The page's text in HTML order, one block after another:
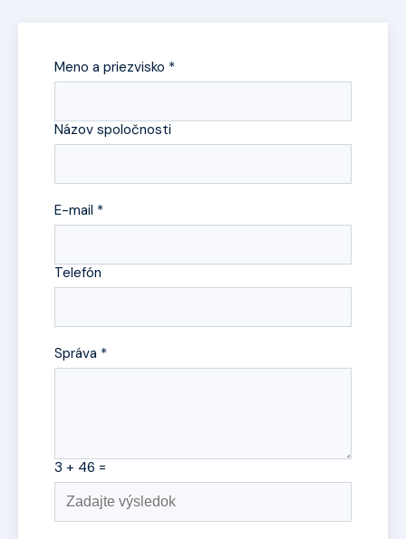
Meno a priezvisko *
Názov spoločnosti
E-mail *
Telefón
Správa *
3 + 46 =